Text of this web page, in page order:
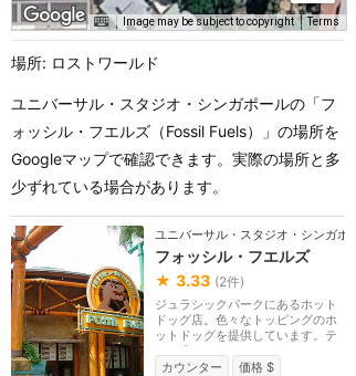
Image may be subject to copyright Terms
場所: ロストワールド
ユニバーサル・スタジオ・シンガポールの「フ
ォッシル・フエルズ（Fossil Fuels）」の場所を
Googleマップで確認できます。実際の場所と多
少ずれている場合があります。
ユニバーサル・スタジオ・シンガポ
フォッシル・フエルズ
★ 3.33 (2件)
ジュラシックパークにあるホット
ドッグ店。色々なトッピングのホ
ットドッグを提供しています。テ
ラス席のみ。
カウンター
価格 $